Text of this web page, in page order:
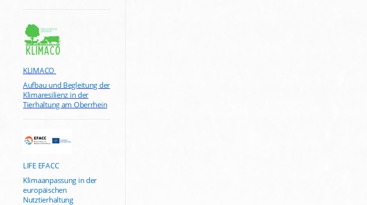
KLIMACO
Aufbau und Begleitung der
Klimaresilienz in der
Tierhaltung am Oberrhein
LIFE EFACC
Klimaanpassung in der
europäischen
Nutztierhaltung